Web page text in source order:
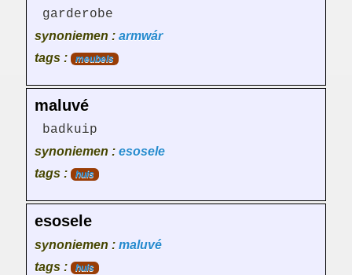
garderobe
synoniemen : armwár
tags :
meubels
maluvé
badkuip
synoniemen : esosele
tags :
huis
esosele
synoniemen : maluvé
tags :
huis